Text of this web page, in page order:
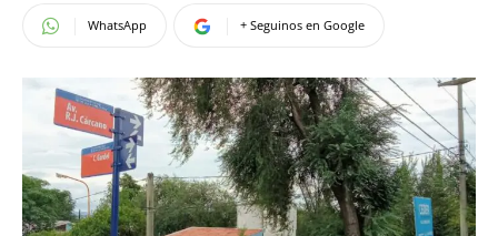
WhatsApp + Seguinos en Google